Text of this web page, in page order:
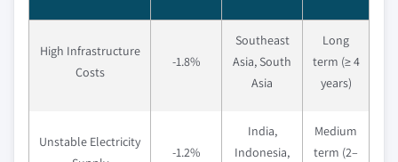
High Infrastructure
Costs
-1.8%
Southeast
Asia, South
Asia
Long
term (≥ 4
years)
Unstable Electricity
-1.2%
India,
Indonesia,
Medium
term (2–